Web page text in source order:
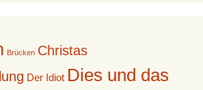
Brücken Christas
Der Idiot Dies und das